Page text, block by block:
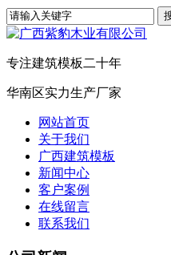
专注建筑模板二十年
华南区实力生产厂家
网站首页
关于我们
广西建筑模板
新闻中心
客户案例
在线留言
联系我们